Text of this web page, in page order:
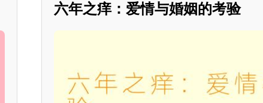
六年之痒：爱情与婚姻的考验